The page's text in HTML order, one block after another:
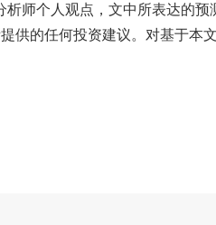
析师个人观点，文中所表达的
提供的任何投资建议。对基于本